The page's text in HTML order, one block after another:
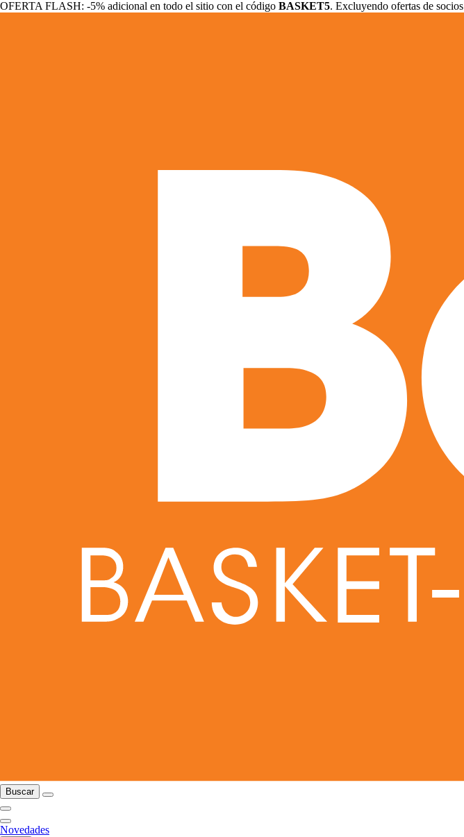
OFERTA FLASH: -5% adicional en todo el sitio con el código BASKET5. Excluyendo ofertas de socios
Buscar
Novedades